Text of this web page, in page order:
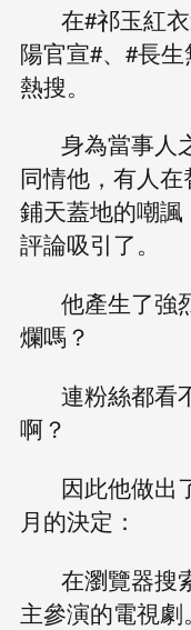
在#祁玉紅
陽官宣#、#長
熱搜。
身為當事人
同情他，有人
鋪天蓋地的嘲
評論吸引了。
他產生了強
爛嗎？
連粉絲都看
啊？
因此他做出
月的決定：
在瀏覽器搜
主參演的電視劇。